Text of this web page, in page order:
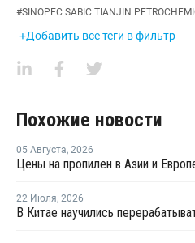
#SINOPEC SABIC TIANJIN
+Добавить все теги в фильтр
Похожие новости
05 Августа, 2026
22 Июля, 2026